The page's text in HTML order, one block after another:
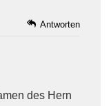
Antworten
des Hern